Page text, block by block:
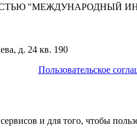
"МЕЖДУНАРОДНЫЙ
д. 24 кв. 190
Пользовательское
и для того, чтобы